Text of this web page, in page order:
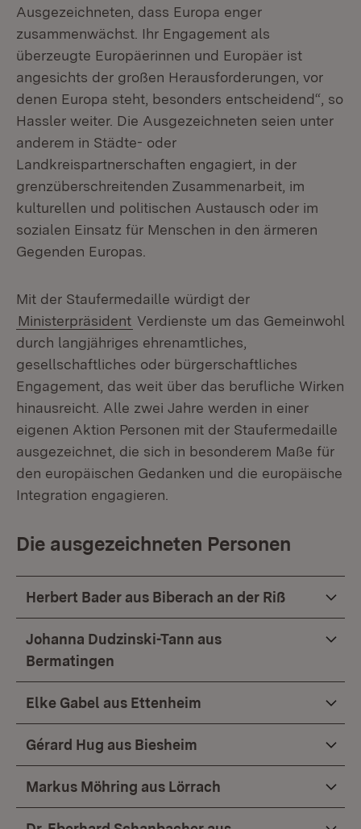
Ausgezeichneten, dass Europa enger
zusammenwächst. Ihr Engagement als
überzeugte Europäerinnen und Europäer ist
angesichts der großen Herausforderungen, vor
denen Europa steht, besonders entscheidend“, so
Hassler weiter. Die Ausgezeichneten seien unter
anderem in Städte- oder
Landkreispartnerschaften engagiert, in der
grenzüberschreitenden Zusammenarbeit, im
kulturellen und politischen Austausch oder im
sozialen Einsatz für Menschen in den ärmeren
Gegenden Europas.
Mit der Staufermedaille würdigt der
Ministerpräsident Verdienste um das Gemeinwohl
durch langjähriges ehrenamtliches,
gesellschaftliches oder bürgerschaftliches
Engagement, das weit über das berufliche Wirken
hinausreicht. Alle zwei Jahre werden in einer
eigenen Aktion Personen mit der Staufermedaille
ausgezeichnet, die sich in besonderem Maße für
den europäischen Gedanken und die europäische
Integration engagieren.
Die ausgezeichneten Personen
Herbert Bader aus Biberach an der Riß
Johanna Dudzinski-Tann aus
Bermatingen
Elke Gabel aus Ettenheim
Gérard Hug aus Biesheim
Markus Möhring aus Lörrach